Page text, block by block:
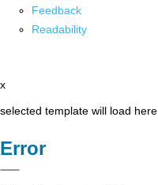
Feedback
Readability
x
selected template will load here
Error